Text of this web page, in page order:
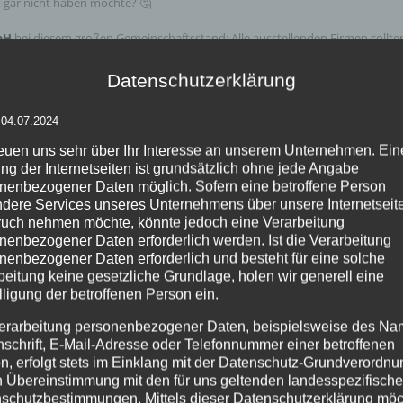
bei diesem großen Gemeinschaftsstand: Alle ausstellenden Firmen
B1-zertifiziert, schnelles Handling beim Auf- und Abbau,
aus Stretchstoff (Trusscover).🎯
ein edles Gewand gehüllt. Jede Traversenverkleidung wurde von uns
kombiniert mit einem absolut eleganten, harmonischen Branding.
Einmal investiert, immer wieder
rechnet.
! 🤝
Warum Sie es mitEventtechnik GleichGLEICH richtig machen? Sie
los: passendes Konzept, effiziente Planung bis ins kleinste Detail,
Licht-, Ton-, Video- und Bühnentechnik bis zum kompletten Messebau.
stellen von Anfang an die richtigen, klaren Fragen (ich liebe das!).
geprägt. Gerne wieder!
wollen:
Datenschutzerklärung
uns sehr über Ihr Interesse an unserem Unternehmen.
der Internetseiten ist grundsätzlich ohne jede Angabe
Daten möglich. Sofern eine betroffene Person
Services unseres Unternehmens über unsere
nehmen möchte, könnte jedoch eine Verarbeitung
Daten erforderlich werden. Ist die Verarbeitung
Daten erforderlich und besteht für eine solche
keine gesetzliche Grundlage, holen wir generell eine
der betroffenen Person ein.
personenbezogener Daten, beispielsweise des
E-Mail-Adresse oder Telefonnummer einer betroffenen
erfolgt stets im Einklang mit der Datenschutz-
Übereinstimmung mit den für uns geltenden
Mittels dieser Datenschutzerklärung